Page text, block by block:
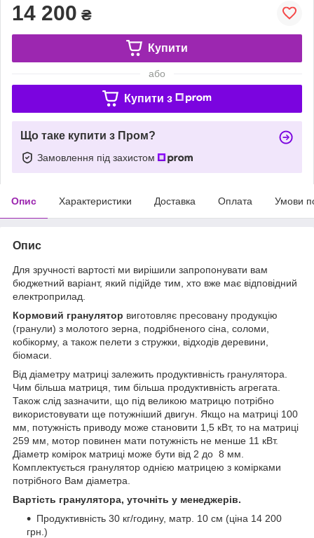
14 200 ₴
Купити
або
Купити з
Що таке купити з Пром?
Замовлення під захистом
Опис Характеристики Доставка Оплата Умови
Опис
Для зручності вартості ми вирішили запропонувати вам
бюджетний варіант, який підійде тим, хто вже має відповідний
електроприлад.
Кормовий гранулятор виготовляє пресовану продукцію
(гранули) з молотого зерна, подрібненого сіна, соломи,
кобікорму, а також пелети з стружки, відходів деревини,
біомаси.
Від діаметру матриці залежить продуктивність гранулятора.
Чим більша матриця, тим більша продуктивність агрегата.
Також слід зазначити, що під великою матрицю потрібно
використовувати ще потужніший двигун. Якщо на матриці 100
мм, потужність приводу може становити 1,5 кВт, то на матриці
259 мм, мотор повинен мати потужність не менше 11 кВт.
Діаметр комірок матриці може бути від 2 до 8 мм.
Комплектується гранулятор однією матрицею з комірками
потрібного Вам діаметра.
Вартість гранулятора, уточніть у менеджерів.
Продуктивність 30 кг/годину, матр. 10 см (ціна 14 200
грн.)